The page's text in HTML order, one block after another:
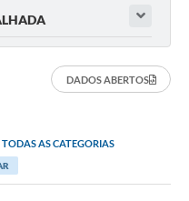
DADOS ABERTOS
TODAS AS CATEGORIAS